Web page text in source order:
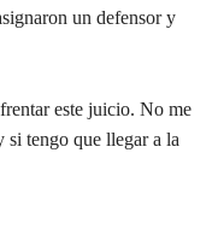
un defensor y
este juicio. No me
si tengo que llegar a la